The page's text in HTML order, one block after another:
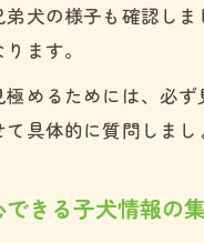
犬の様子も確認し
ます。
めるためには、必
て具体的に質問しま
きる子犬情報の